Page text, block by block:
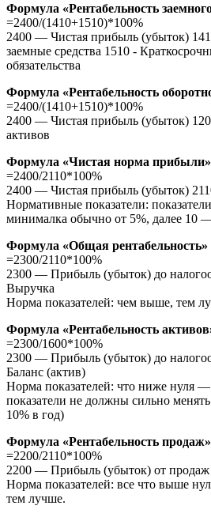
Формула «Рентабельность
=2400/(1410+1510)*100%
2400 — Чистая прибыль (убыток)
заемные средства 1510 -
обязательства
Формула «Рентабельность
=2400/(1410+1510)*100%
2400 — Чистая прибыль (убыток)
активов
Формула «Чистая норма прибыли»
=2400/2110*100%
2400 — Чистая прибыль (убыток)
Нормативные показатели:
минималка обычно от 5%, далее 10
Формула «Общая рентабельность»
=2300/2110*100%
2300 — Прибыль (убыток) до
Выручка
Норма показателей: чем выше, тем
Формула «Рентабельность
=2300/1600*100%
2300 — Прибыль (убыток) до
Баланс (актив)
Норма показателей: что ниже нуля
показатели не должны сильно
10% в год)
Формула «Рентабельность продаж»
=2200/2110*100%
2200 — Прибыль (убыток) от
Норма показателей: все что выше
тем лучше.